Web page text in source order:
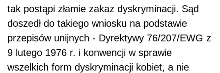
tak postąpi złamie zakaz dyskryminacji. Sąd
doszedł do takiego wniosku na podstawie
przepisów unijnych - Dyrektywy 76/207/EWG z
9 lutego 1976 r. i konwencji w sprawie
wszelkich form dyskryminacji kobiet, a nie